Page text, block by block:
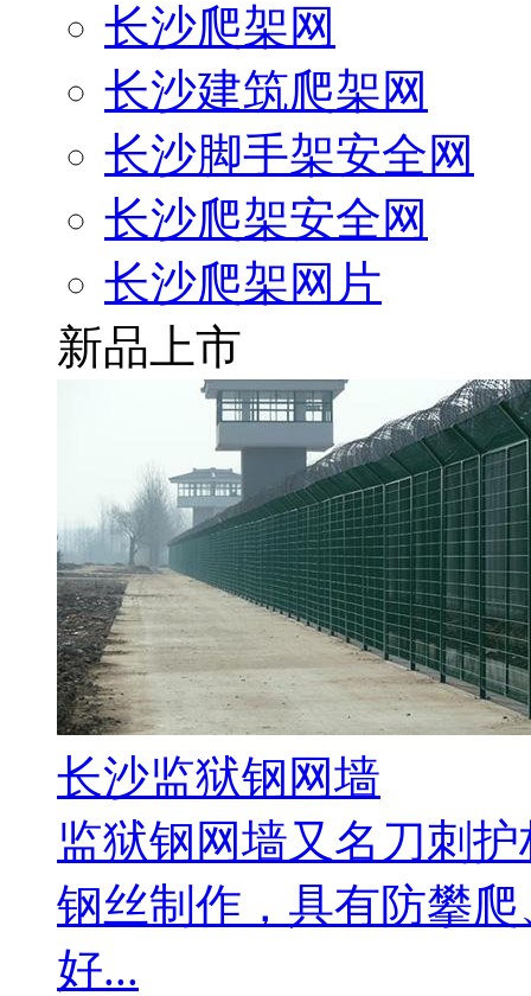
长沙爬架网
长沙建筑爬架网
长沙脚手架安全网
长沙爬架安全网
长沙爬架网片
新品上市
长沙监狱钢网墙
监狱钢网墙又名刀刺
钢丝制作，具有防攀
好...